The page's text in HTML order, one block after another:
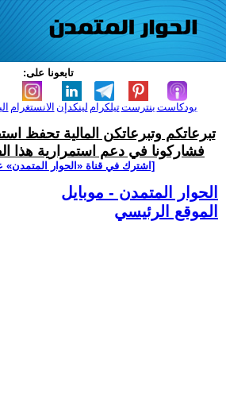
تابعونا على:
الانستغرام لينكدإن تيلكرامبنترست بودكاست
تبرعاتكم وتبرعاتكن المالية تحفظ
فشاركونا في دعم استمرارية هذا
[اشترك في قناة ‫«الحوار المتمدن»
الحوار المتمدن - موبايل
الموقع الرئيسي